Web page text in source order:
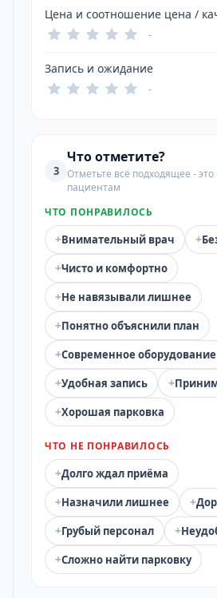
Цена и соотношение цена /
-
Запись и ожидание
-
3
Что отметите?
Отметьте всё подходящее - это
пациентам
ЧТО ПОНРАВИЛОСЬ
+Внимательный врач +
+Чисто и комфортно
+Не навязывали лишнее
+Понятно объяснили план
+Современное оборудование
+Удобная запись +
+Хорошая парковка
ЧТО НЕ ПОНРАВИЛОСЬ
+Долго ждал приёма
+Назначили лишнее +
+Грубый персонал +
+Сложно найти парковку